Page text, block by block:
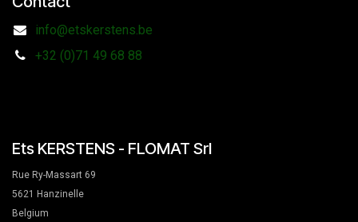
info@etskerstens.be
+32 (0)71 49 68 88
Ets KERSTENS - FLOMAT Srl
Rue Ry-Massart 69
5621 Hanzinelle
Belgium